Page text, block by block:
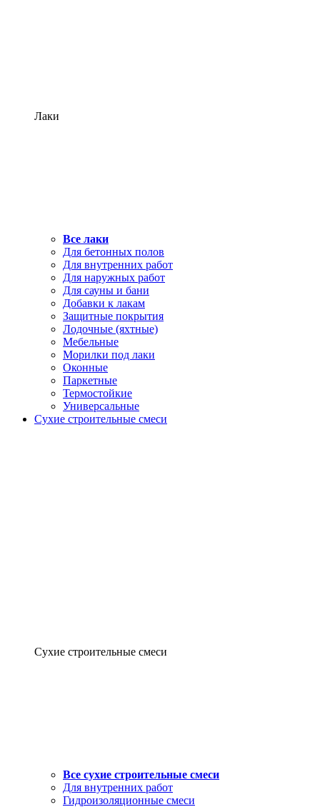
Лаки
Все лаки
Для бетонных полов
Для внутренних работ
Для наружных работ
Для сауны и бани
Добавки к лакам
Защитные покрытия
Лодочные (яхтные)
Мебельные
Морилки под лаки
Оконные
Паркетные
Термостойкие
Универсальные
Сухие строительные смеси
Сухие строительные смеси
Все сухие строительные смеси
Для внутренних работ
Гидроизоляционные смеси